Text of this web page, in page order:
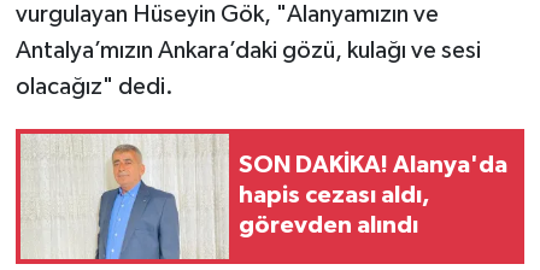
vurgulayan Hüseyin Gök, "Alanyamızın ve
Antalya’mızın Ankara’daki gözü, kulağı ve sesi
olacağız" dedi.
SON DAKİKA! Alanya'da
hapis cezası aldı,
görevden alındı